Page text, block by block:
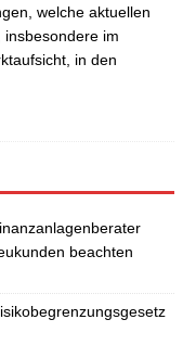
welche aktuellen
insbesondere im
in den
beachten